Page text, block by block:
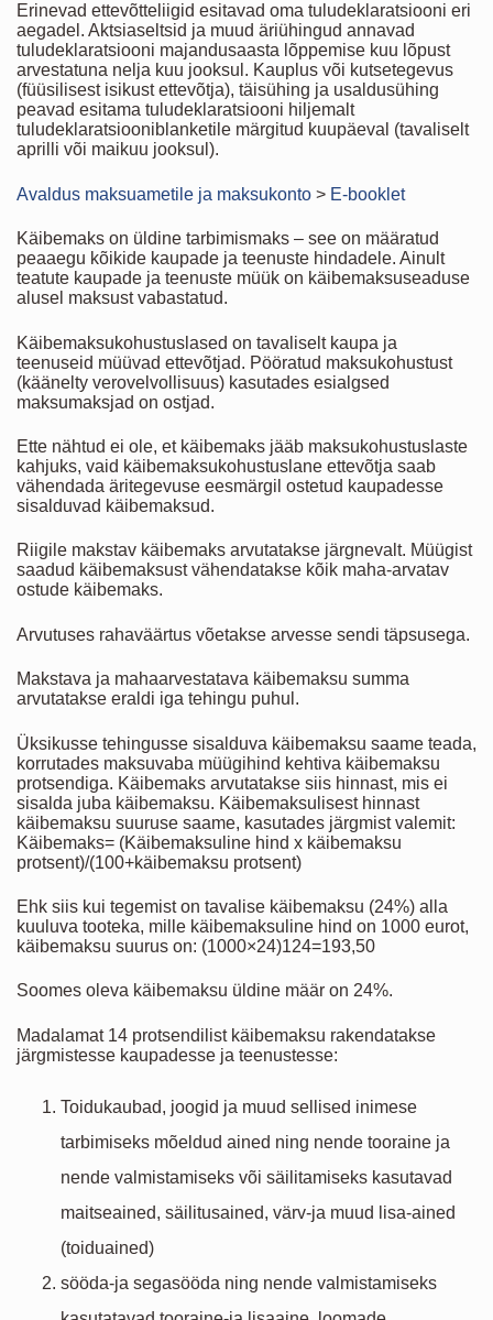
Erinevad ettevõtteliigid esitavad oma tuludeklaratsiooni eri
aegadel. Aktsiaseltsid ja muud äriühingud annavad
tuludeklaratsiooni majandusaasta lõppemise kuu lõpust
arvestatuna nelja kuu jooksul. Kauplus või kutsetegevus
(füüsilisest isikust ettevõtja), täisühing ja usaldusühing
peavad esitama tuludeklaratsiooni hiljemalt
tuludeklaratsiooniblanketile märgitud kuupäeval (tavaliselt
aprilli või maikuu jooksul).
Avaldus maksuametile ja maksukonto > E-booklet
Käibemaks on üldine tarbimismaks – see on määratud
peaaegu kõikide kaupade ja teenuste hindadele. Ainult
teatute kaupade ja teenuste müük on käibemaksuseaduse
alusel maksust vabastatud.
Käibemaksukohustuslased on tavaliselt kaupa ja
teenuseid müüvad ettevõtjad. Pööratud maksukohustust
(käänelty verovelvollisuus) kasutades esialgsed
maksumaksjad on ostjad.
Ette nähtud ei ole, et käibemaks jääb maksukohustuslaste
kahjuks, vaid käibemaksukohustuslane ettevõtja saab
vähendada äritegevuse eesmärgil ostetud kaupadesse
sisalduvad käibemaksud.
Riigile makstav käibemaks arvutatakse järgnevalt. Müügist
saadud käibemaksust vähendatakse kõik maha-arvatav
ostude käibemaks.
Arvutuses rahaväärtus võetakse arvesse sendi täpsusega.
Makstava ja mahaarvestatava käibemaksu summa
arvutatakse eraldi iga tehingu puhul.
Üksikusse tehingusse sisalduva käibemaksu saame teada,
korrutades maksuvaba müügihind kehtiva käibemaksu
protsendiga. Käibemaks arvutatakse siis hinnast, mis ei
sisalda juba käibemaksu. Käibemaksulisest hinnast
käibemaksu suuruse saame, kasutades järgmist valemit:
Käibemaks= (Käibemaksuline hind x käibemaksu
protsent)/(100+käibemaksu protsent)
Ehk siis kui tegemist on tavalise käibemaksu (24%) alla
kuuluva tooteka, mille käibemaksuline hind on 1000 eurot,
käibemaksu suurus on: (1000×24)124=193,50
Soomes oleva käibemaksu üldine määr on 24%.
Madalamat 14 protsendilist käibemaksu rakendatakse
järgmistesse kaupadesse ja teenustesse:
Toidukaubad, joogid ja muud sellised inimese
tarbimiseks mõeldud ained ning nende tooraine ja
nende valmistamiseks või säilitamiseks kasutavad
maitseained, säilitusained, värv-ja muud lisa-ained
(toiduained)
sööda-ja segasööda ning nende valmistamiseks